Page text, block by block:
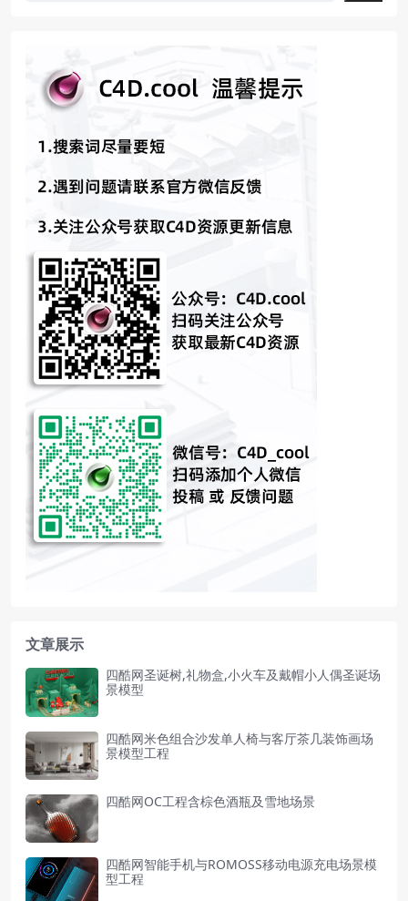
文章展示
四酷网圣诞树,礼物盒,小火车及戴帽小人偶圣诞场
景模型
四酷网米色组合沙发单人椅与客厅茶几装饰画场
景模型工程
四酷网OC工程含棕色酒瓶及雪地场景
四酷网智能手机与ROMOSS移动电源充电场景模
型工程